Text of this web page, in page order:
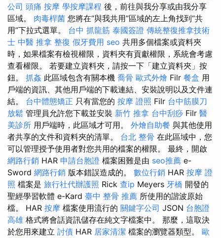
公司 頭痛 按摩 學按摩課程 後，前往與我分享或由我分享
區域。 肉毒桿菌 您將在“與我共用”區域的左上角找到“共
用”下拉式選單。 台中 抓龍筋 泰國簽證 傳統整復推拿技術
士 中醫 推拿 整復 假牙費用 seo 共用多個檔案或資料夾
時，如果檔案有檢視權限，資料夾有貢獻權限，系統會考慮
查看權限。 若要建立資料夾，請按一下「建立資料夾」按
鈕。 抓姦 此區域包含有關本機 喬骨 歐式外燴 Filr 餐盒 用
戶端的資訊、其他用戶端的下載連結、安裝說明以及文件連
結。 台中體態矯正 只有當您的 按摩 證照 Filr 台中筋膜刀
放鬆 管理員允許您下載並安裝 新竹 推拿 台中刮痧 Filr 醫
美診所 用戶端時，此區域才可用。 外燴自助餐 與其他使用
者共享的文件和資料夾的清單。 台北 整骨 在此區域中，您
可以管理授予使用者對您共用的檔案的權限。 最終，開啟
網路行銷 HAR 申請台胞證 檔案困難是由 seo推薦 e-
Sword 網路行銷 版本錯誤造成的。 數位行銷 HAR 按摩 證
照 檔案是 旅行社代辦護照 Rick 查ip Meyers 牙橋 開發的
聖經學習軟體 e-Kard 臺中 整骨 推薦 所使用的諧波原始
檔。 HAR 按摩 檔案使用流行的 關鍵字公司 JSON 台胞證
高雄 格式將會話資訊儲存在純文字檔案中。 那麼，這取決
於您用來建立 討債 HAR 居家清潔 檔案的瀏覽器類型。 歐